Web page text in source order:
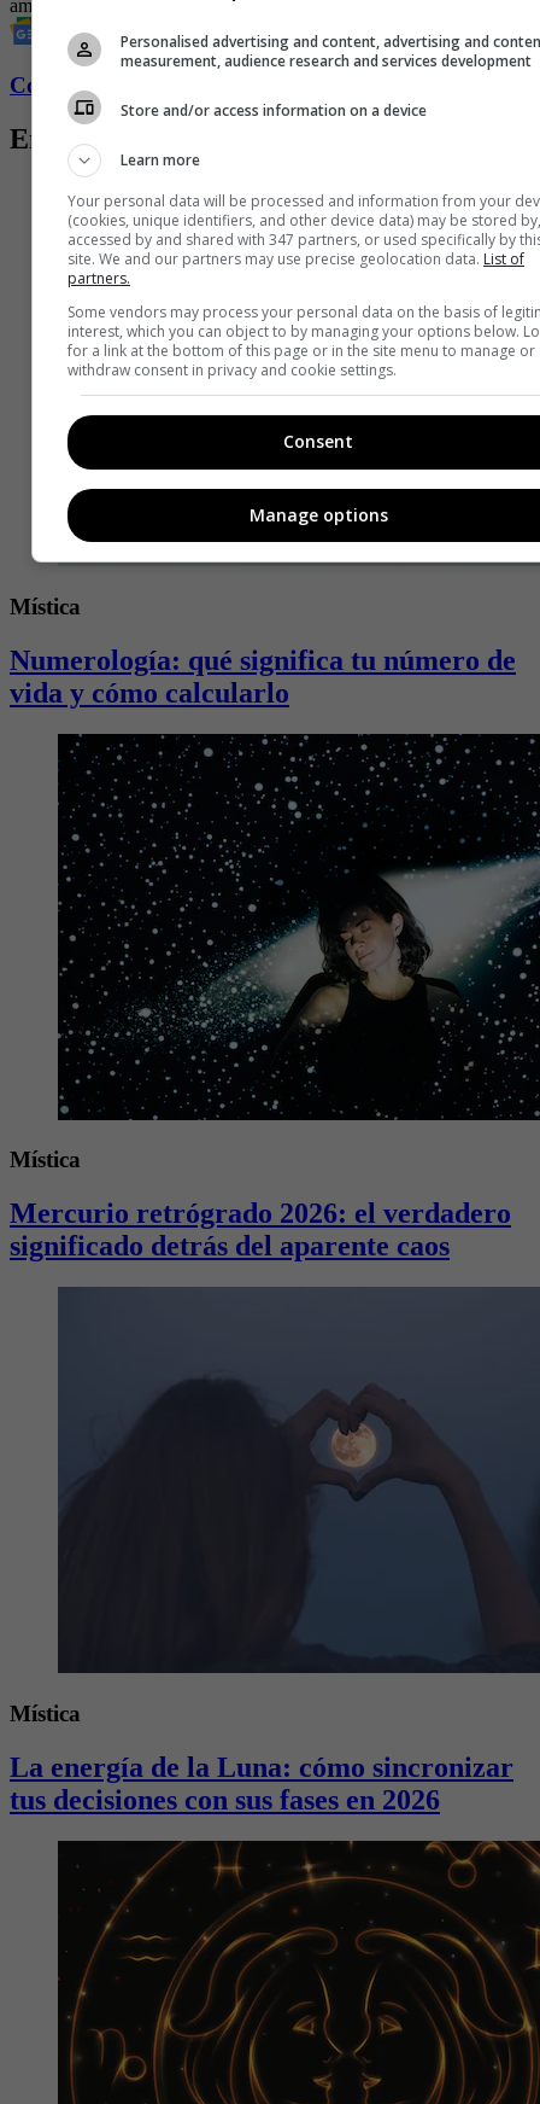
amorosas Leoaries
Conozca más de Fucsia aquí
Entradas relacionadas
Mística
Numerología: qué significa tu número de
vida y cómo calcularlo
Mística
Mercurio retrógrado 2026: el verdadero
significado detrás del aparente caos
Mística
La energía de la Luna: cómo sincronizar
tus decisiones con sus fases en 2026
Personalised advertising and content, advertising and
measurement, audience research and services development
Store and/or access information on a device
Learn more
Your personal data will be processed and information from your
(cookies, unique identifiers, and other device data) may be stored by,
accessed by and shared with 347 partners, or used specifically by
site. We and our partners may use precise geolocation data. List of
partners.
Some vendors may process your personal data on the basis of
interest, which you can object to by managing your options below.
for a link at the bottom of this page or in the site menu to manage or
withdraw consent in privacy and cookie settings.
Consent
Manage options